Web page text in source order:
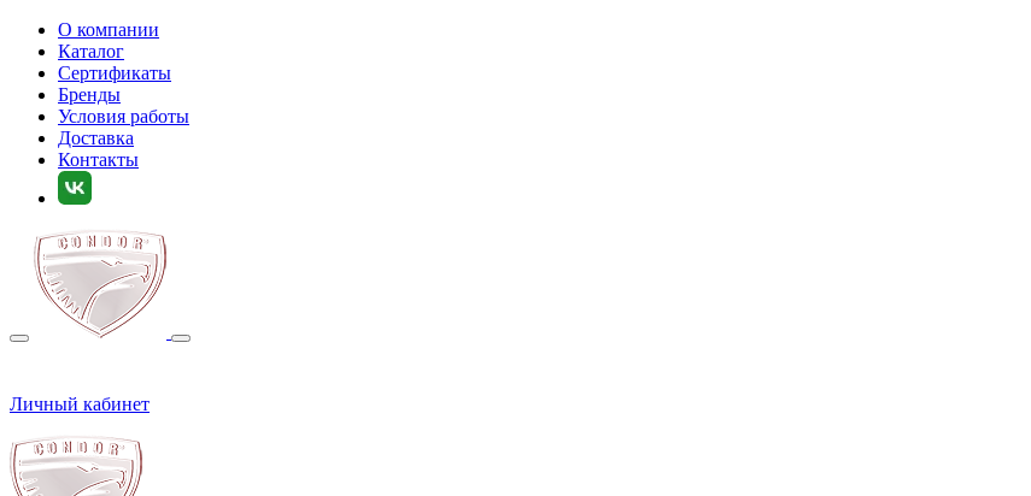
О компании
Каталог
Сертификаты
Бренды
Условия работы
Доставка
Контакты
Личный кабинет